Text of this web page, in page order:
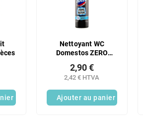
Nettoyant WC
Domestos ZERO
2,42 € HTVA
2,90 €
Ajouter au panier